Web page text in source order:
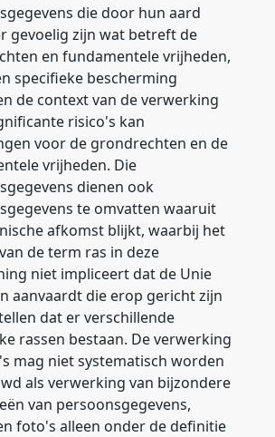
die door hun aard
gevoelig zijn wat betreft de
en fundamentele vrijheden,
specifieke bescherming
de context van de verwerking
risico's kan
voor de grondrechten en de
vrijheden. Die
dienen ook
te omvatten waaruit
afkomst blijkt, waarbij het
de term ras in deze
niet impliceert dat de Unie
aanvaardt die erop gericht zijn
dat er verschillende
rassen bestaan. De verwerking
mag niet systematisch worden
als verwerking van bijzondere
van persoonsgegevens,
foto's alleen onder de definitie